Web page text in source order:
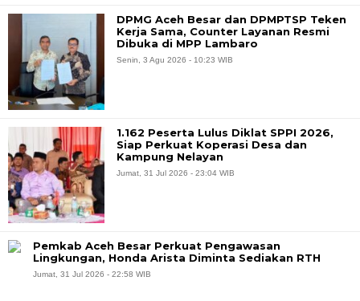
DPMG Aceh Besar dan DPMPTSP Teken
Kerja Sama, Counter Layanan Resmi
Dibuka di MPP Lambaro
Senin, 3 Agu 2026 - 10:23 WIB
1.162 Peserta Lulus Diklat SPPI 2026,
Siap Perkuat Koperasi Desa dan
Kampung Nelayan
Jumat, 31 Jul 2026 - 23:04 WIB
Pemkab Aceh Besar Perkuat Pengawasan
Lingkungan, Honda Arista Diminta Sediakan RTH
Jumat, 31 Jul 2026 - 22:58 WIB